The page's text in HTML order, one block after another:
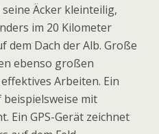
Äcker kleinteilig,
im 20 Kilometer
Dach der Alb. Große
ebenso großen
Arbeiten. Ein
mit
Ein GPS-Gerät zeichnet